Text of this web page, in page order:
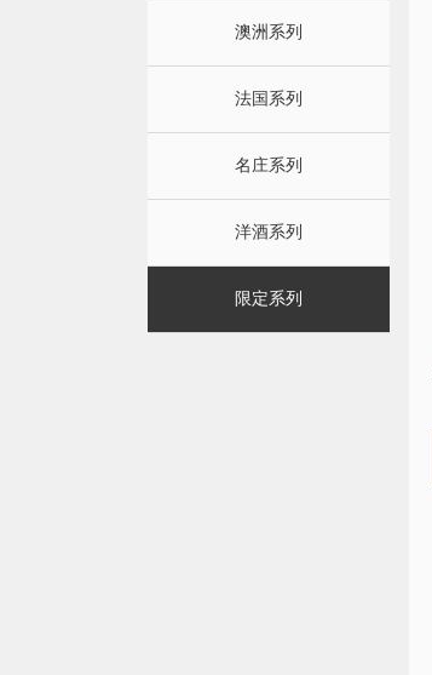
澳洲系列
法国系列
名庄系列
洋酒系列
限定系列